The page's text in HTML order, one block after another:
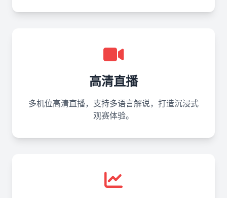
高清直播
多机位高清直播，支持多语言解说，打造沉浸式
观赛体验。